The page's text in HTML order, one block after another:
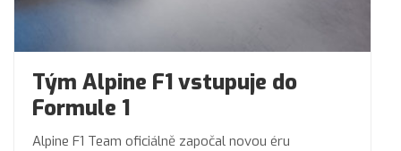
Tým Alpine F1 vstupuje do
Formule 1
Alpine F1 Team oficiálně započal novou éru